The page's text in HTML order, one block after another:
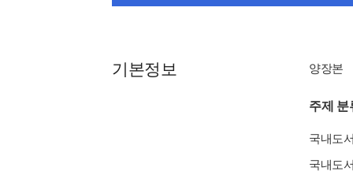
기본정보 양장본
주제 분
국내도
국내도